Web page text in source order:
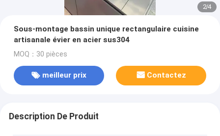
2/4
Sous-montage bassin unique rectangulaire cuisine
artisanale évier en acier sus304
MOQ：30 pièces
meilleur prix Contactez
Description De Produit